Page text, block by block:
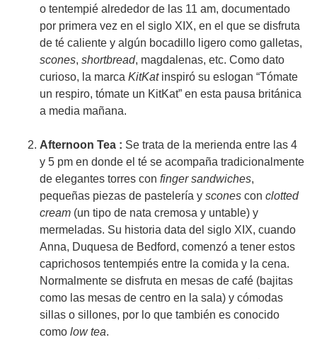
o tentempié alrededor de las 11 am, documentado
por primera vez en el siglo XIX, en el que se disfruta
de té caliente y algún bocadillo ligero como galletas,
scones, shortbread, magdalenas, etc. Como dato
curioso, la marca KitKatinspiró su eslogan “Tómate
un respiro, tómate un KitKat” en esta pausa británica
a media mañana.
Afternoon Tea : Se trata de la merienda entre las 4
y 5 pm en donde el té se acompaña tradicionalmente
de elegantes torres con finger sandwiches,
pequeñas piezas de pastelería y scones con clotted
cream (un tipo de nata cremosa y untable) y
mermeladas. Su historia data del siglo XIX, cuando
Anna, Duquesa de Bedford, comenzó a tener estos
caprichosos tentempiés entre la comida y la cena.
Normalmente se disfruta en mesas de café (bajitas
como las mesas de centro en la sala) y cómodas
sillas o sillones, por lo que también es conocido
como low tea.